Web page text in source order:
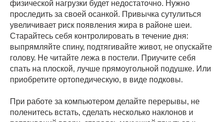
физической нагрузки будет недостаточно. Нужно
проследить за своей осанкой. Привычка сутулиться
увеличивает риск появления жира в районе шеи.
Старайтесь себя контролировать в течение дня:
выпрямляйте спину, подтягивайте живот, не опускайте
голову. Не читайте лежа в постели. Приучите себя
спать на плоской, лучше прямоугольной подушке. Или
приобретите ортопедическую, в виде подковы.
При работе за компьютером делайте перерывы, не
поленитесь встать, сделать несколько наклонов и